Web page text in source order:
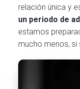
relación única y
un periodo de
estamos
mucho menos, si